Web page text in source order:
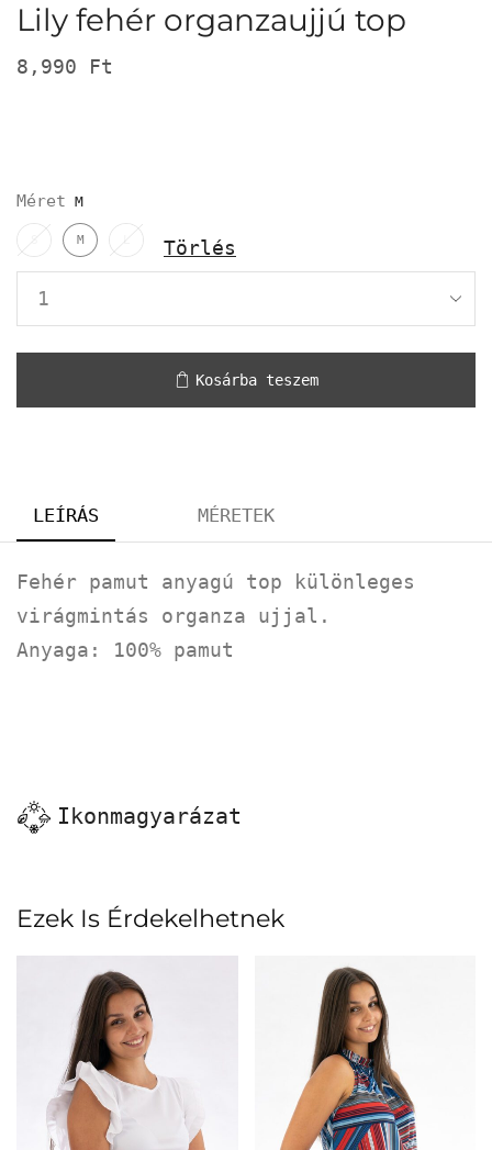
Lily fehér organzaujjú top
8,990 Ft
Méret
M L Törlés
Kosárba teszem
LEÍRÁS MÉRETEK
Fehér pamut anyagú top különleges
virágmintás organza ujjal.
Anyaga: 100% pamut
Ikonmagyarázat
Ezek Is Érdekelhetnek